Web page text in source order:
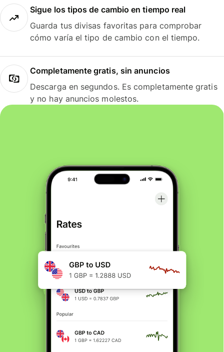
Sigue los tipos de cambio en tiempo real
Guarda tus divisas favoritas para comprobar
cómo varía el tipo de cambio con el tiempo.
Completamente gratis, sin anuncios
Descarga en segundos. Es completamente gratis
y no hay anuncios molestos.